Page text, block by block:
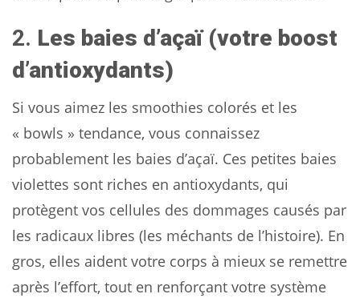
2. Les baies d’açaï (votre boost
d’antioxydants)
Si vous aimez les smoothies colorés et les
« bowls » tendance, vous connaissez
probablement les baies d’açaï. Ces petites baies
violettes sont riches en antioxydants, qui
protègent vos cellules des dommages causés par
les radicaux libres (les méchants de l’histoire). En
gros, elles aident votre corps à mieux se remettre
après l’effort, tout en renforçant votre système